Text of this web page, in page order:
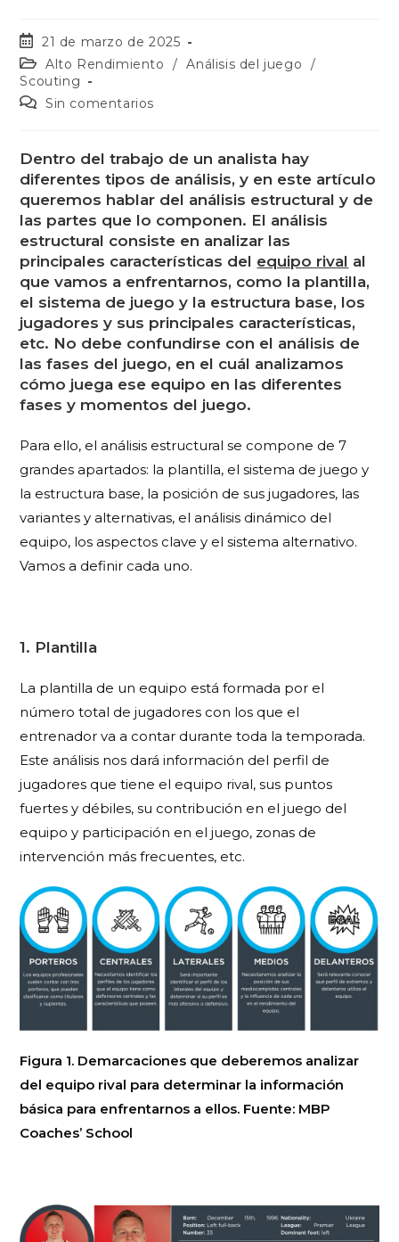
21 de marzo de 2025
Alto Rendimiento
/ Análisis del juego
/
Scouting
Sin comentarios
Dentro del trabajo de un analista hay
diferentes tipos de análisis, y en este artículo
queremos hablar del análisis estructural y de
las partes que lo componen. El análisis
estructural consiste en analizar las
principales características del equipo rival al
que vamos a enfrentarnos, como la plantilla,
el sistema de juego y la estructura base, los
jugadores y sus principales características,
etc. No debe confundirse con el análisis de
las fases del juego, en el cuál analizamos
cómo juega ese equipo en las diferentes
fases y momentos del juego.
Para ello, el análisis estructural se compone de 7
grandes apartados: la plantilla, el sistema de juego y
la estructura base, la posición de sus jugadores, las
variantes y alternativas, el análisis dinámico del
equipo, los aspectos clave y el sistema alternativo.
Vamos a definir cada uno.
1. Plantilla
La plantilla de un equipo está formada por el
número total de jugadores con los que el
entrenador va a contar durante toda la temporada.
Este análisis nos dará información del perfil de
jugadores que tiene el equipo rival, sus puntos
fuertes y débiles, su contribución en el juego del
equipo y participación en el juego, zonas de
intervención más frecuentes, etc.
Figura 1. Demarcaciones que deberemos analizar
del equipo rival para determinar la información
básica para enfrentarnos a ellos. Fuente: MBP
Coaches’ School